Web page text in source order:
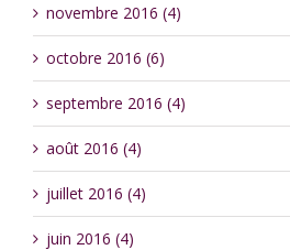
novembre 2016 (4)
octobre 2016 (6)
septembre 2016 (4)
août 2016 (4)
juillet 2016 (4)
juin 2016 (4)